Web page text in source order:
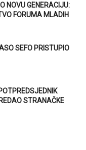
NOVU GENERACIJU:
FORUMA MLADIH
SEFO PRISTUPIO
STRANAČKE